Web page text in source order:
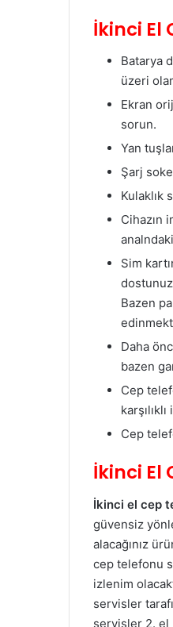
İkinci El
Batarya
üzeri
Ekran
sorun.
Yan
Şarj
Kulaklık
Cihazın
Sim
Bazen
Daha
bazen
Cep
Cep
İkinci El
İkinci el cep
güvensiz
alacağınız
cep telefonu
izlenim
servisler
servisler 2. el